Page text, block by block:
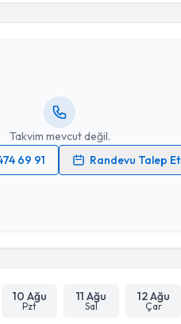
Takvim mevcut değil.
69 91
Randevu Talep Et
Talebini Gönder
10 Ağu
Pzt
11 Ağu
Sal
12 Ağu
Çar